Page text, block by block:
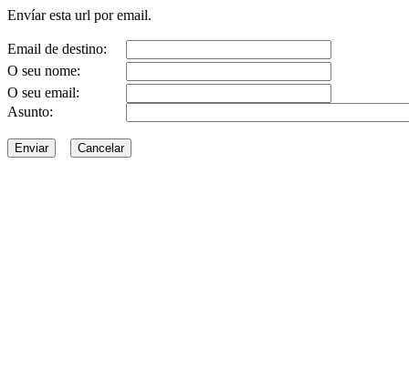
Envíar esta url por email.
Email de destino:
O seu nome:
O seu email:
Asunto: